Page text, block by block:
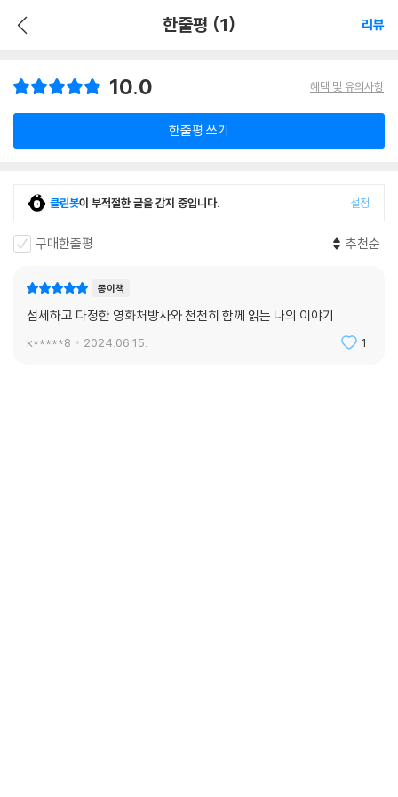
한줄평 (1) 리뷰
10.0 혜택 및 유의사항
한줄평 쓰기
클린봇이 부적절한 글을 감지 중입니다. 설정
구매한줄평 추천순
종이책
섬세하고 다정한 영화처방사와 천천히 함께 읽는 나의 이야기
k*****8 2024.06.15. 1